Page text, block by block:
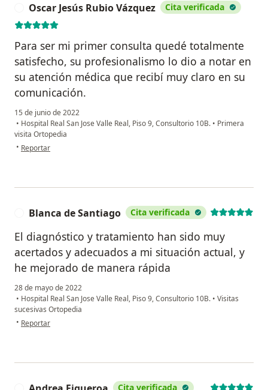
Oscar Jesús Rubio Vázquez Cita verificada
Para ser mi primer consulta quedé totalmente
satisfecho, su profesionalismo lo dio a notar en
su atención médica que recibí muy claro en su
comunicación.
15 de junio de 2022
• Hospital Real San Jose Valle Real, Piso 9, Consultorio 10B. • Primera
visita Ortopedia
• en opinión del usuario Oscar Jesús Rubio Vázquez
Reportar
Blanca de Santiago Cita verificada
El diagnóstico y tratamiento han sido muy
acertados y adecuados a mi situación actual, y
he mejorado de manera rápida
28 de mayo de 2022
• Hospital Real San Jose Valle Real, Piso 9, Consultorio 10B. • Visitas
sucesivas Ortopedia
• en opinión del usuario Blanca de Santiago
Reportar
Cita verificada